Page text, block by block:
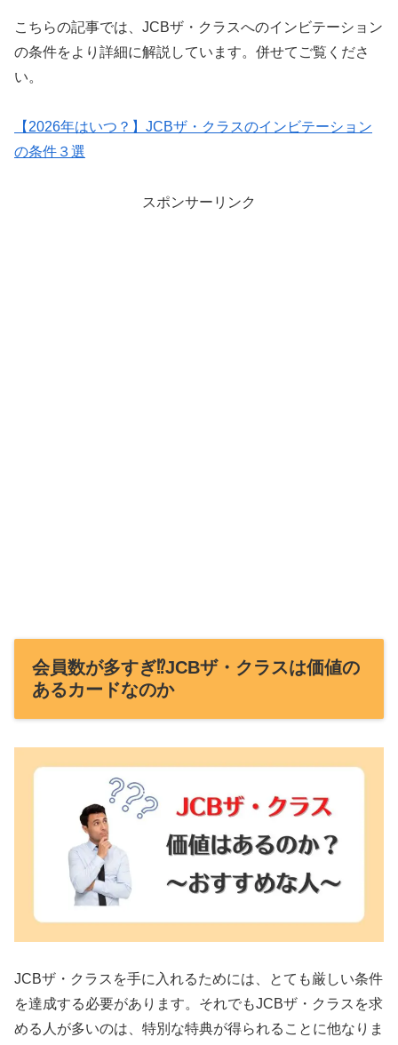
こちらの記事では、JCBザ・クラスへのインビテーション
の条件をより詳細に解説しています。併せてご覧くださ
い。
【2026年はいつ？】JCBザ・クラスのインビテーション
の条件３選
スポンサーリンク
会員数が多すぎ⁉︎JCBザ・クラスは価値の
あるカードなのか
JCBザ・クラスを手に入れるためには、とても厳しい条件
を達成する必要があります。それでもJCBザ・クラスを求
める人が多いのは、特別な特典が得られることに他なりま